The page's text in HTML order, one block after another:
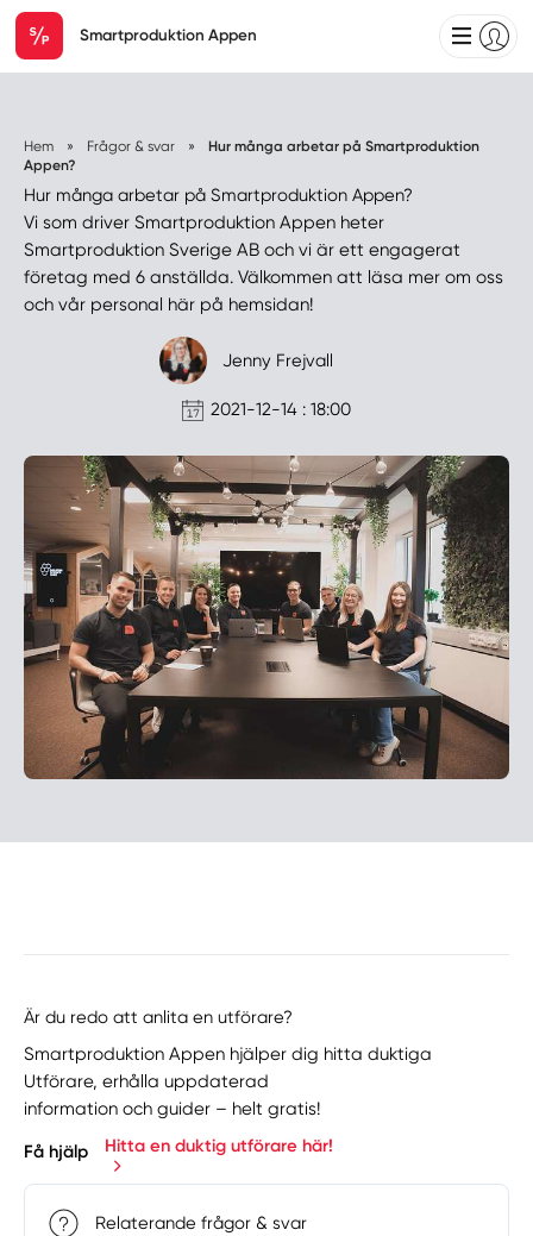
Smartproduktion Appen
Hem » Frågor & svar »
Hur många arbetar på Smartproduktion
Appen?
Hur många arbetar på Smartproduktion Appen?
Vi som driver Smartproduktion Appen heter
Smartproduktion Sverige AB och vi är ett engagerat
företag med 6 anställda. Välkommen att läsa mer om oss
och vår personal här på hemsidan!
Jenny Frejvall
2021-12-14 : 18:00
Är du redo att anlita en utförare?
Smartproduktion Appen hjälper dig hitta duktiga
Utförare, erhålla uppdaterad
information och guider – helt gratis!
Få hjälp Hitta en duktig utförare här!
Relaterande frågor & svar